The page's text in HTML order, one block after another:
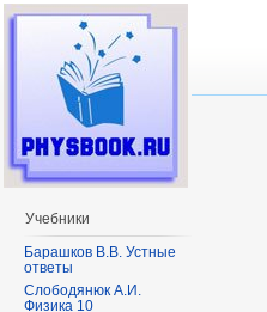
Учебники
Барашков В.В. Устные
ответы
Слободянюк А.И.
Физика 10